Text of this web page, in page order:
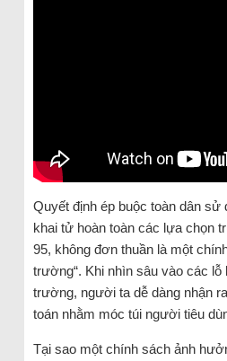
Quyết định ép buộc toàn dân sử
khai tử hoàn toàn các lựa chọn
95, không đơn thuần là một
trường“. Khi nhìn sâu vào các lỗ
trường, người ta dễ dàng nhận
toán nhằm móc túi người tiêu
Tại sao một chính sách ảnh